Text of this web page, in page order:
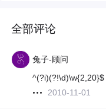
全部评论
兔子-顾问
^(?i)(?!\d)\w{2,20}$
2010-11-01